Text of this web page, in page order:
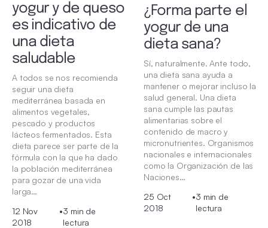
yogur y de queso
es indicativo de
una dieta
saludable
A todos se nos recomienda
seguir una dieta
mediterránea basada en
alimentos vegetales,
pescado y productos
lácteos fermentados. Esta
dieta parece ser parte de la
fórmula con la que ha dado
la población mediterránea
para gozar de una vida
larga…
12 Nov
2018
•3 min de
lectura
¿Forma parte el
yogur de una
dieta sana?
Sí, naturalmente. Ante todo,
una dieta sana ayuda a
mantener o mejorar incluso la
salud general. Una dieta
sana cumple las pautas
alimentarias sobre el
contenido de macro y
micronutrientes. Organismos
nacionales e internacionales
como la Organización de las
Naciones…
25 Oct
2018
•3 min de
lectura